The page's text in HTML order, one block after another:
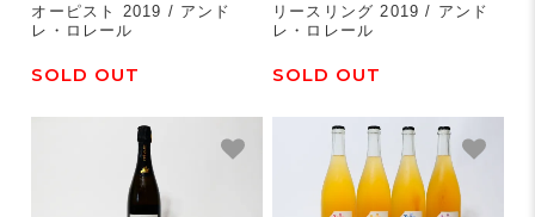
オーピスト 2019 / アンド
レ・ロレール
SOLD OUT
リースリング 2019 / アンド
レ・ロレール
SOLD OUT